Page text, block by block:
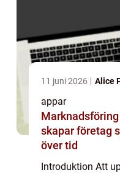
11 juni 2026 Alice
appar
skapar företag
över tid
Introduktion Att